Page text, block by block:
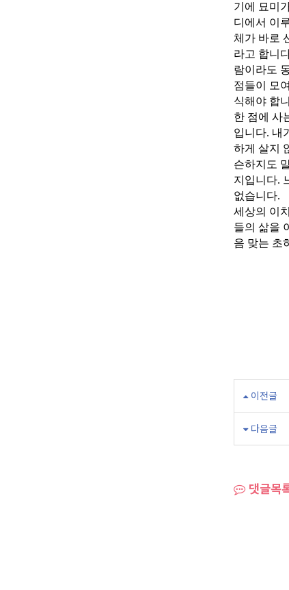
기에 묘미
디에서 이
체가 바로
라고 합니
람이라도
점들이 모
식해야 합
한 점에 사
입니다. 내
하게 살지
슨하지도
지입니다.
없습니다.
세상의 이
들의 삶을
음 맞는 초
이전글
다음글
댓글목